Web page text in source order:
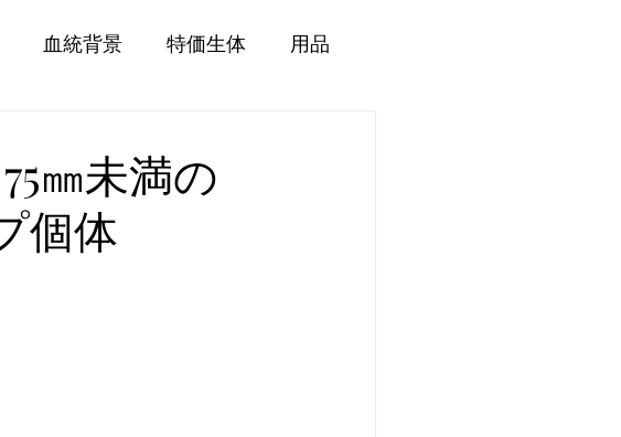
血統背景 特価生体 用品
2024 Hopei of the Year 2025
㎜未満の
個体